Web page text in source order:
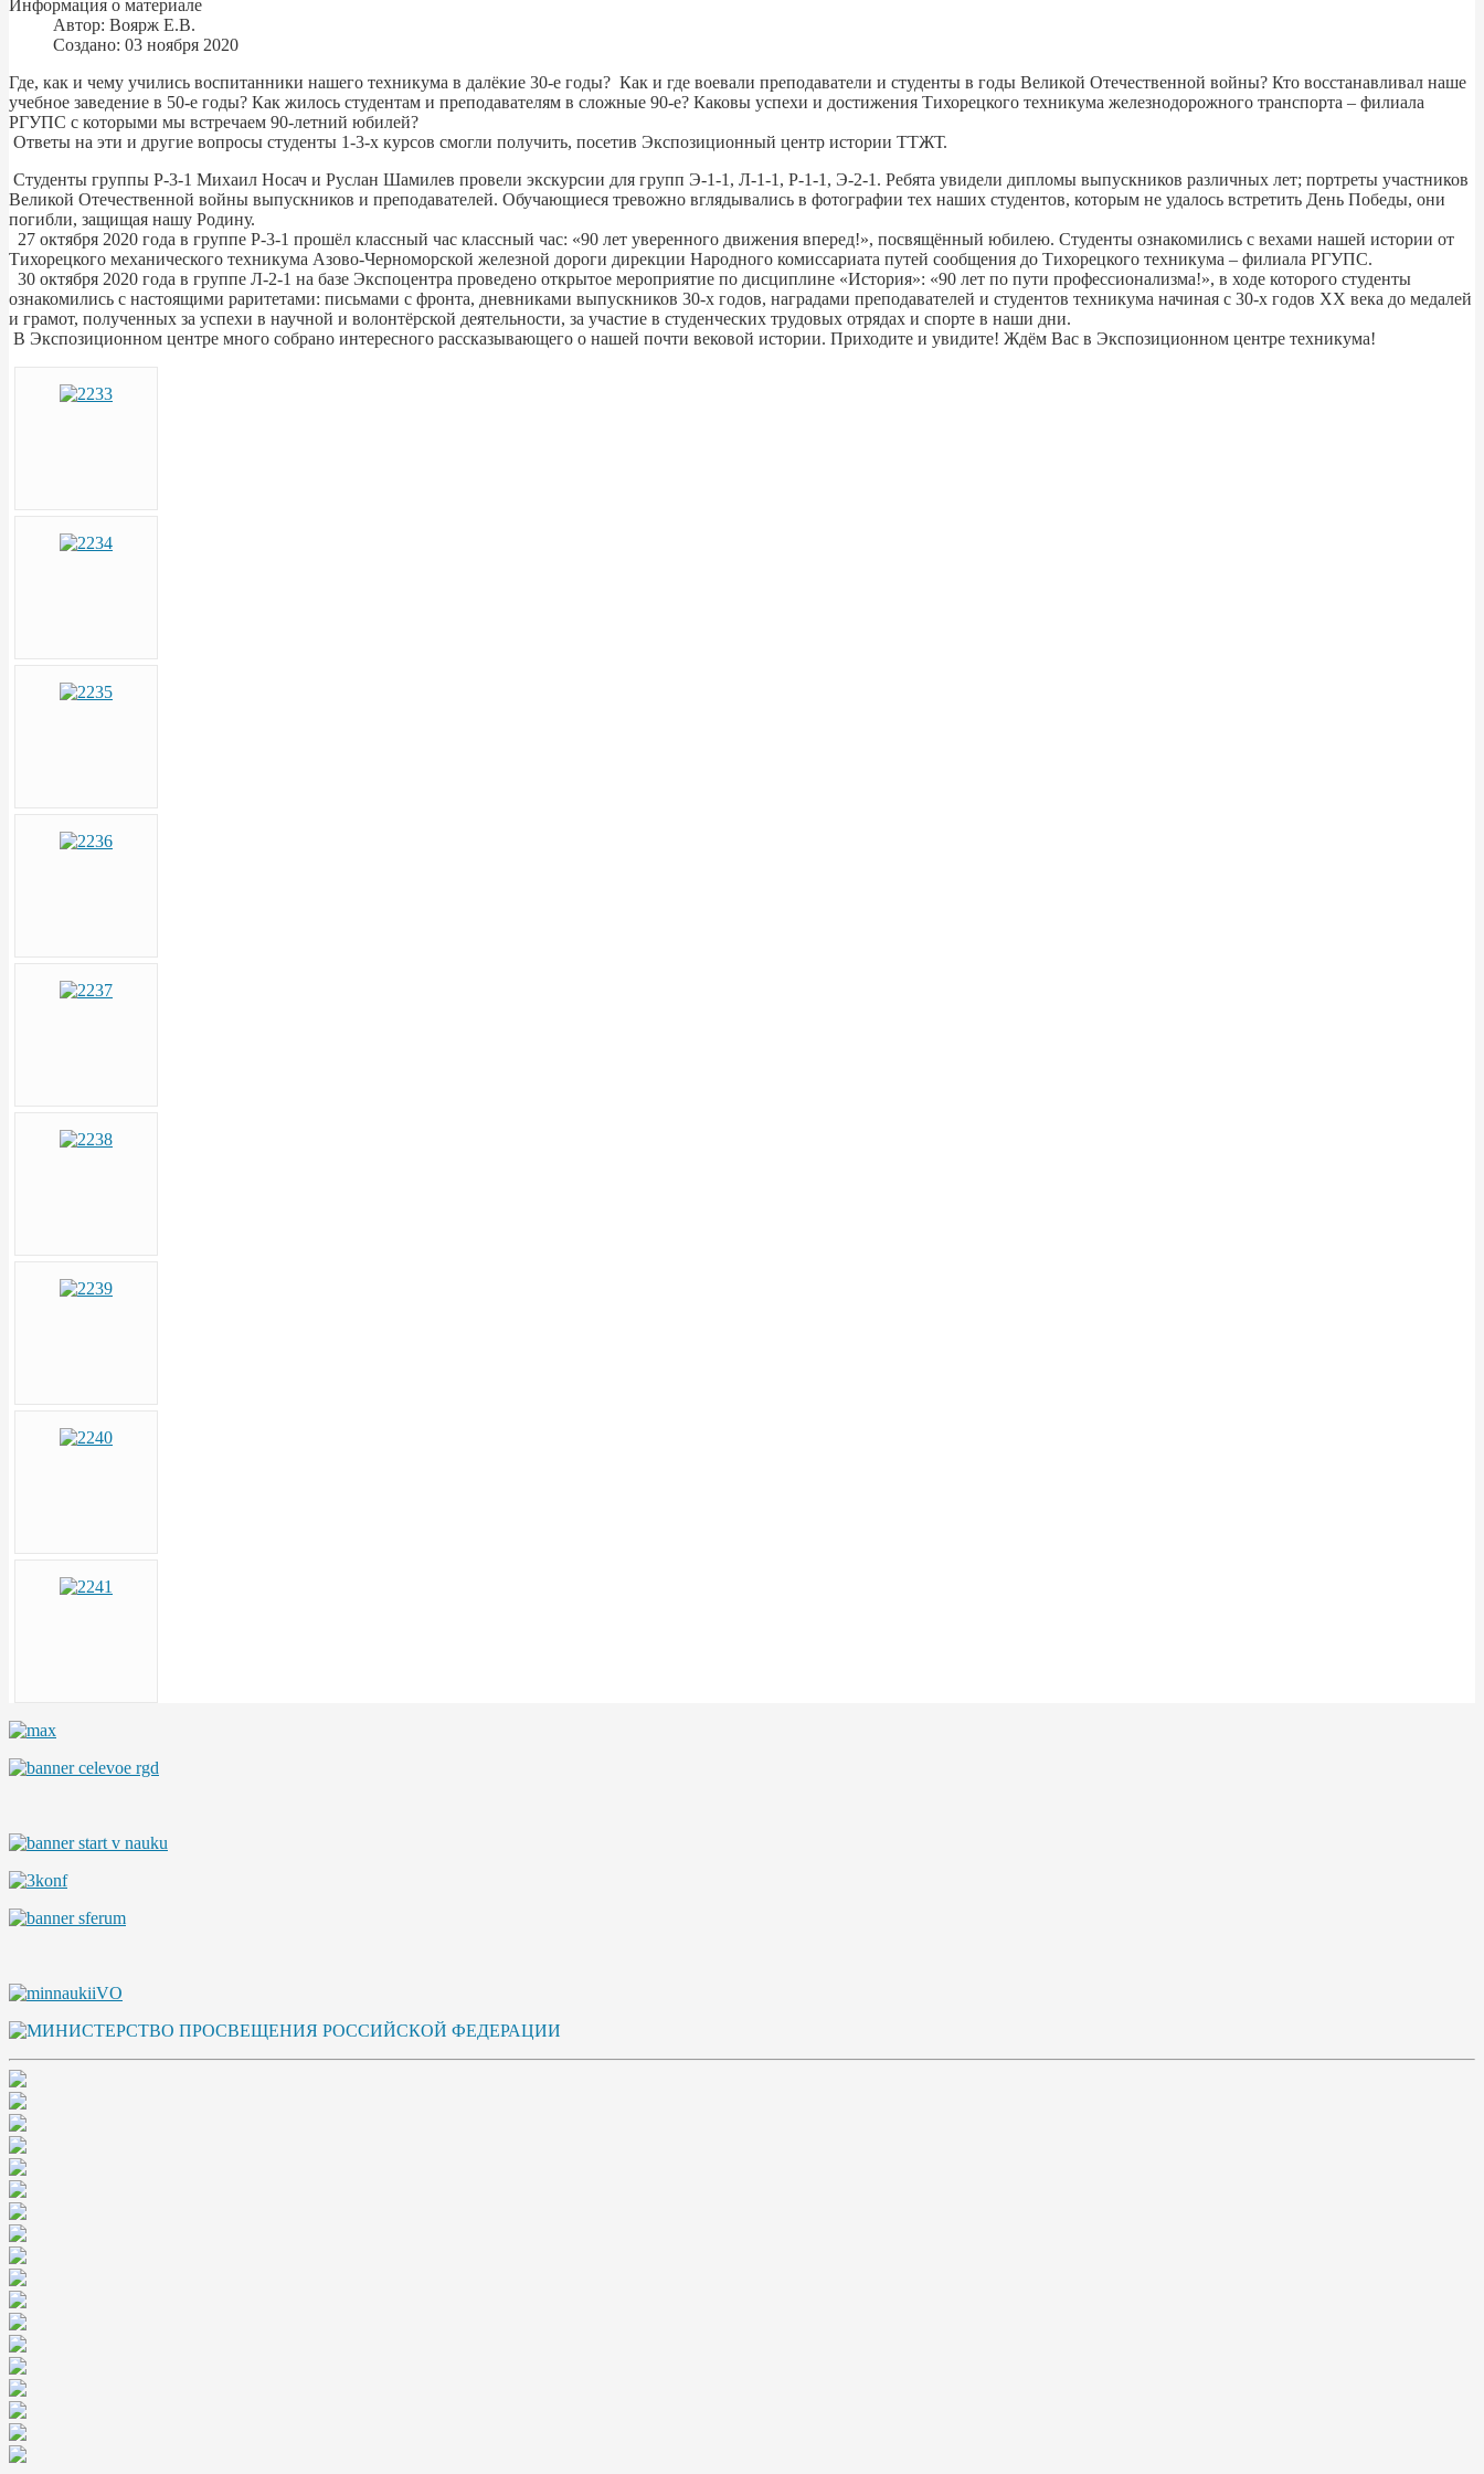
Информация о материале
Автор: Воярж Е.В.
Создано: 03 ноября 2020
Где, как и чему учились воспитанники нашего техникума в далёкие 30-е годы? Как и где воевали преподаватели и студенты в годы Великой Отечественной войны? Кто восстанавливал наше
учебное заведение в 50-е годы? Как жилось студентам и преподавателям в сложные 90-е? Каковы успехи и достижения Тихорецкого техникума железнодорожного транспорта – филиала
РГУПС с которыми мы встречаем 90-летний юбилей?
Ответы на эти и другие вопросы студенты 1-3-х курсов смогли получить, посетив Экспозиционный центр истории ТТЖТ.
Студенты группы Р-3-1 Михаил Носач и Руслан Шамилев провели экскурсии для групп Э-1-1, Л-1-1, Р-1-1, Э-2-1. Ребята увидели дипломы выпускников различных лет; портреты участников
Великой Отечественной войны выпускников и преподавателей. Обучающиеся тревожно вглядывались в фотографии тех наших студентов, которым не удалось встретить День Победы, они
погибли, защищая нашу Родину.
27 октября 2020 года в группе Р-3-1 прошёл классный час классный час: «90 лет уверенного движения вперед!», посвящённый юбилею. Студенты ознакомились с вехами нашей истории от
Тихорецкого механического техникума Азово-Черноморской железной дороги дирекции Народного комиссариата путей сообщения до Тихорецкого техникума – филиала РГУПС.
30 октября 2020 года в группе Л-2-1 на базе Экспоцентра проведено открытое мероприятие по дисциплине «История»: «90 лет по пути профессионализма!», в ходе которого студенты
ознакомились с настоящими раритетами: письмами с фронта, дневниками выпускников 30-х годов, наградами преподавателей и студентов техникума начиная с 30-х годов ХХ века до медалей
и грамот, полученных за успехи в научной и волонтёрской деятельности, за участие в студенческих трудовых отрядах и спорте в наши дни.
В Экспозиционном центре много собрано интересного рассказывающего о нашей почти вековой истории. Приходите и увидите! Ждём Вас в Экспозиционном центре техникума!